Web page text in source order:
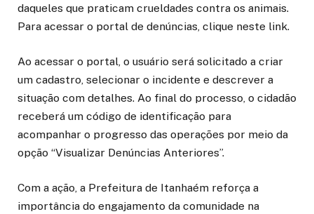
daqueles que praticam crueldades contra os animais.
Para acessar o portal de denúncias, clique neste link.
Ao acessar o portal, o usuário será solicitado a criar
um cadastro, selecionar o incidente e descrever a
situação com detalhes. Ao final do processo, o cidadão
receberá um código de identificação para
acompanhar o progresso das operações por meio da
opção “Visualizar Denúncias Anteriores”.
Com a ação, a Prefeitura de Itanhaém reforça a
importância do engajamento da comunidade na